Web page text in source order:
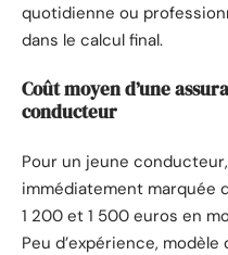
quotidienne ou
dans le calcul final.
Coût moyen d’une
conducteur
Pour un jeune
immédiatement marquée
1 200 et 1 500 euros en
Peu d’expérience,